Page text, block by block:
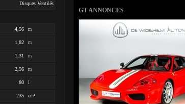
Disques Ventilés
4,56 m
1,82 m
1,31 m
2,56 m
80 l
235 cm³
GT ANNONCES